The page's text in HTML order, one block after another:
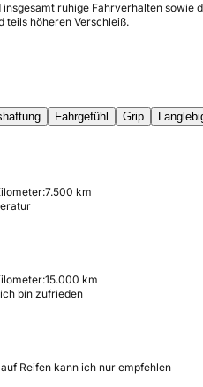
ruhige Fahrverhalten
teils höheren Verschleiß.
Fahrgefühl Grip
7.500 km
15.000 km
bin zufrieden
Reifen kann ich nur empfehlen